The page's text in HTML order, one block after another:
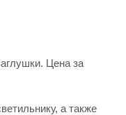
Цена за
а также